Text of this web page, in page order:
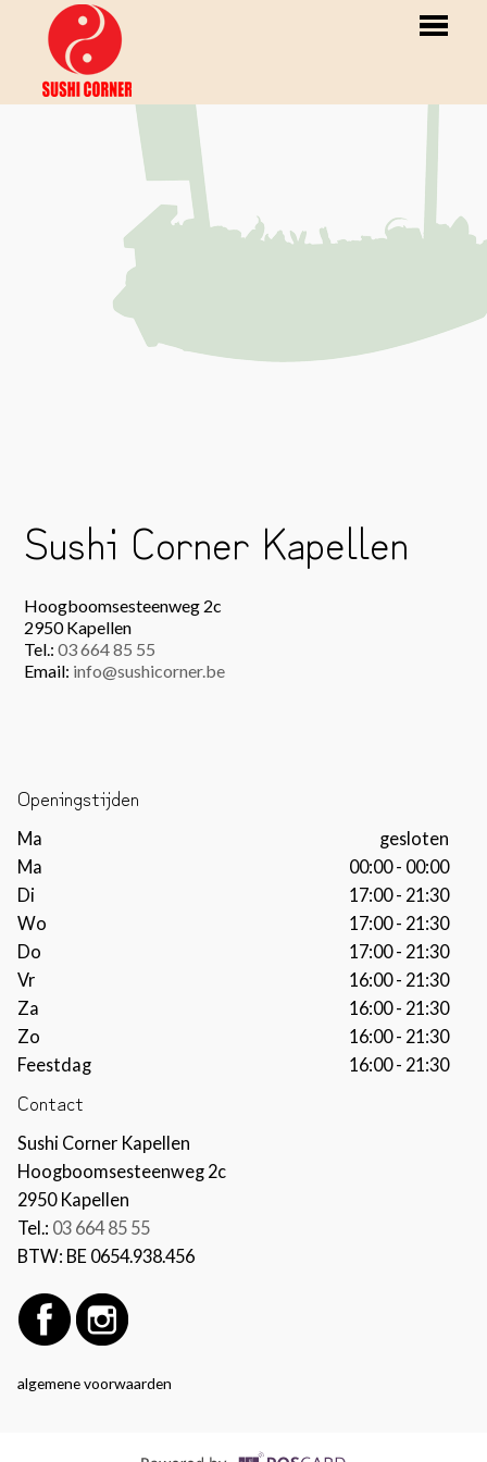
Reservaties
Klantenkaarten
Sushi Corner Kapellen
Hoogboomsesteenweg 2c
2950 Kapellen
Tel.: 03 664 85 55
Email: info@sushicorner.be
Openingstijden
Ma
gesloten
Ma
00:00 - 00:00
Di
17:00 - 21:30
Wo
17:00 - 21:30
Do
17:00 - 21:30
Vr
16:00 - 21:30
Za
16:00 - 21:30
Zo
16:00 - 21:30
Feestdag
16:00 - 21:30
Contact
Sushi Corner Kapellen
Hoogboomsesteenweg 2c
2950 Kapellen
Tel.: 03 664 85 55
BTW: BE 0654.938.456
algemene voorwaarden